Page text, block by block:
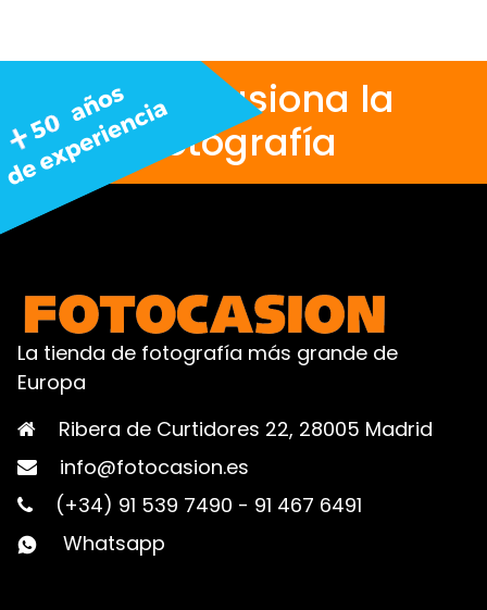
Nos apasiona la
fotografía
La tienda de fotografía más grande de
Europa
Ribera de Curtidores 22, 28005 Madrid
info@fotocasion.es
(+34) 91 539 7490 - 91 467 6491
Whatsapp